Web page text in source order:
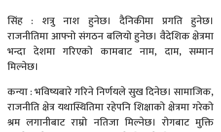
सिंह : शत्रु नाश हुनेछ। दैनिकीमा प्रगति हुनेछ।
राजनीतिमा आफ्नो संगठन बलियो हुनेछ। वैदेशिक क्षेत्रमा
भन्दा देशमा गरिएको कामबाट नाम, दाम, सम्मान
मिल्नेछ।
कन्या : भविष्यबारे गरिने निर्णयले सुख दिनेछ। सामाजिक,
राजनीति क्षेत्र यथास्थितिमा रहेपनि शिक्षाको क्षेत्रमा गरेको
श्रम लगानीबाट राम्रो नतिजा मिल्नेछ। रोगबाट मुक्ति